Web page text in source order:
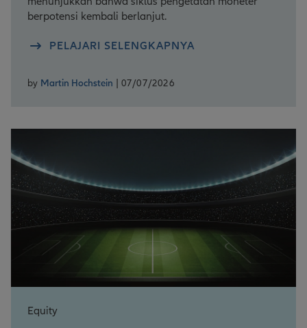
berpotensi kembali berlanjut.
PELAJARI SELENGKAPNYA
by Martin Hochstein | 07/07/2026
Equity